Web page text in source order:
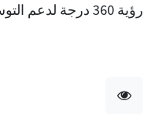
رؤية 360 درجة لدعم التوسع.